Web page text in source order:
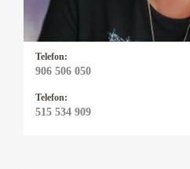
Telefon:
906 506 050
Telefon:
515 534 909
zeptá. Někdy